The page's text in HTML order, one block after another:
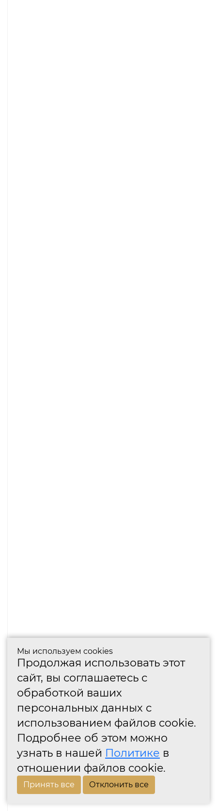
Мы используем cookies
Продолжая использовать этот
сайт, вы соглашаетесь с
обработкой ваших
персональных данных с
использованием файлов cookie.
Подробнее об этом можно
узнать в нашей Политике в
отношении файлов cookie.
Принять все Отклонить все